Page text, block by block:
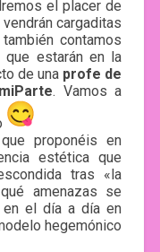
el placer de
cargaditas
contamos
estarán en la
de una profe de
. Vamos a
proponéis en
estética que
tras «la
amenazas se
en el día a día en
hegemónico